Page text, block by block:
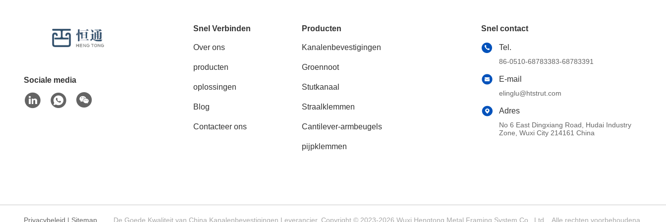
Sociale media
Snel Verbinden
Over ons
producten
oplossingen
Blog
Contacteer ons
Producten
Kanalenbevestigingen
Groennoot
Stutkanaal
Straalklemmen
Cantilever-armbeugels
pijpklemmen
Snel contact
Tel.
86-0510-68783383-68783391
E-mail
elinglu@htstrut.com
Adres
No 6 East Dingxiang Road, Hudai Industry
Zone, Wuxi City 214161 China
Privacybeleid | Sitemap De Goede Kwaliteit van China Kanalenbevestigingen Leverancier. Copyright © 2023-2026 Wuxi Hengtong Metal Framing System Co., Ltd. . Alle rechten voorbehoudena.